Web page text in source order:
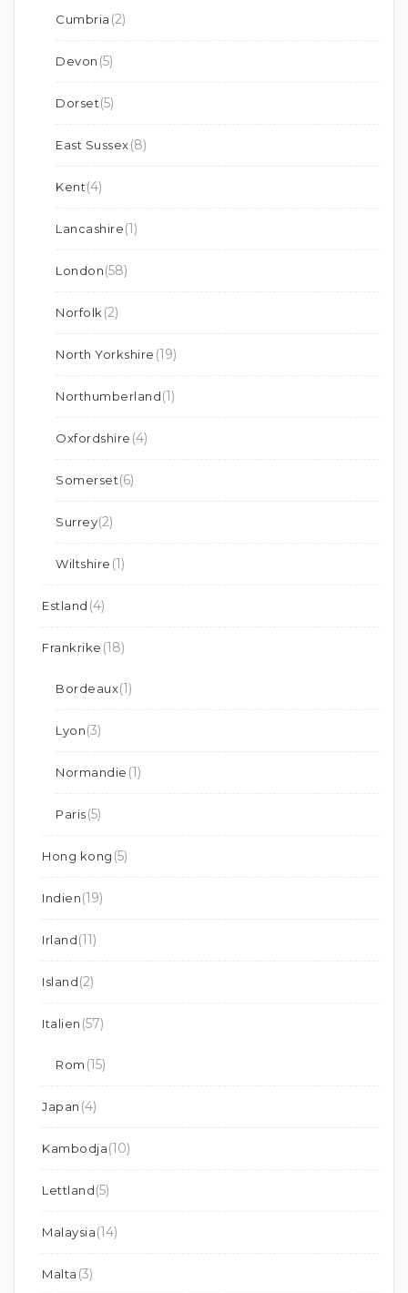
Cumbria (2)
Devon (5)
Dorset(5)
East Sussex(8)
Kent(4)
Lancashire(1)
London(58)
Norfolk (2)
North Yorkshire (19)
Northumberland(1)
Oxfordshire (4)
Somerset(6)
Surrey(2)
Wiltshire (1)
Estland (4)
Frankrike (18)
Bordeaux(1)
Lyon(3)
Normandie (1)
Paris(5)
Hong kong (5)
Indien(19)
Irland(11)
Island(2)
Italien (57)
Rom (15)
Japan (4)
Kambodja(10)
Lettland(5)
Malaysia(14)
Malta (3)